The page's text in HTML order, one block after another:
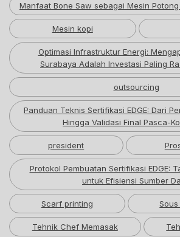
Manfaat Bone Saw sebagai Mesin
Mesin kopi
Optimasi Infrastruktur Energi:
Surabaya Adalah Investasi Paling
outsourcing
Panduan Teknis Sertifikasi EDGE: Dari
Hingga Validasi Final Pasca-
president
Protokol Pembuatan Sertifikasi EDGE:
untuk Efisiensi Sumber
Scarf printing
Tehnik Chef Memasak